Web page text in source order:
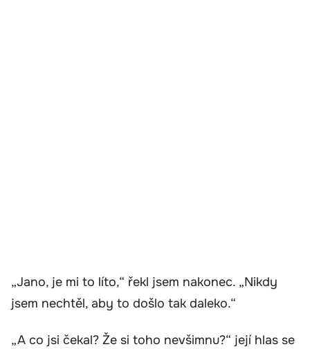
„Jano, je mi to líto,“ řekl jsem nakonec. „Nikdy
jsem nechtěl, aby to došlo tak daleko.“
„A co jsi čekal? Že si toho nevšimnu?“ její hlas se